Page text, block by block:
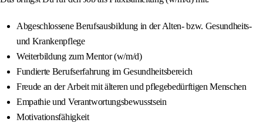
Abgeschlossene Berufsausbildung in der Alten- bzw. Gesundheits-
und Krankenpflege
Weiterbildung zum Mentor (w/m/d)
Fundierte Berufserfahrung im Gesundheitsbereich
Freude an der Arbeit mit älteren und pflegebedürftigen Menschen
Empathie und Verantwortungsbewusstsein
Motivationsfähigkeit